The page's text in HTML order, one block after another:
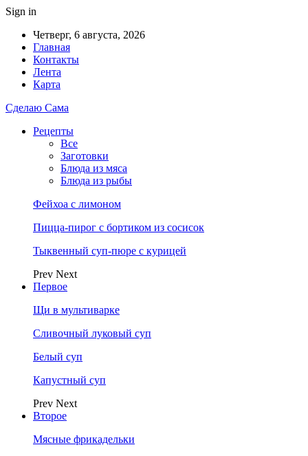
Sign in
Четверг, 6 августа, 2026
Главная
Контакты
Лента
Карта
Сделаю Сама
Рецепты
Все
Заготовки
Блюда из мяса
Блюда из рыбы
Фейхоа с лимоном
Пицца-пирог с бортиком из сосисок
Тыквенный суп-пюре с курицей
Prev Next
Первое
Щи в мультиварке
Сливочный луковый суп
Белый суп
Капустный суп
Prev Next
Второе
Мясные фрикадельки